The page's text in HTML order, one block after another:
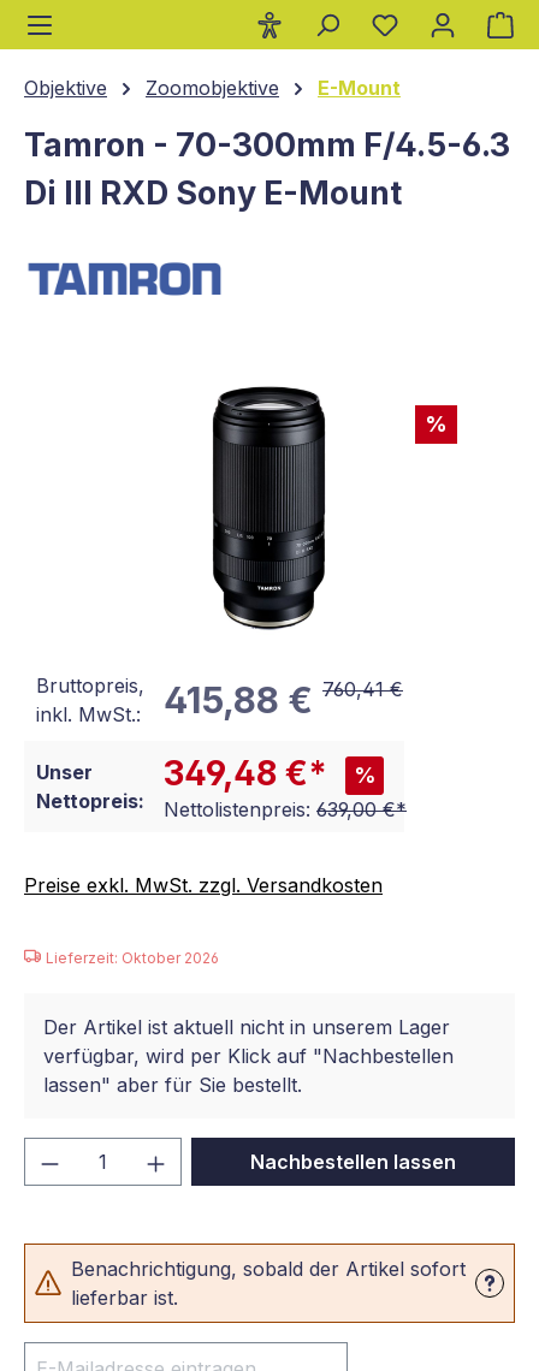
springen
Objektive Zoomobjektive E-Mount
Tamron - 70-300mm F/4.5-6.3
Di III RXD Sony E-Mount
%
Bildergalerie überspringen
Bruttopreis,
inkl. MwSt.:
415,88 € 760,41 €
Unser
Nettopreis:
349,48 €* %
Nettolistenpreis: 639,00 €*
Preise exkl. MwSt. zzgl. Versandkosten
Lieferzeit: Oktober 2026
Der Artikel ist aktuell nicht in unserem Lager
verfügbar, wird per Klick auf "Nachbestellen
lassen" aber für Sie bestellt.
Produkt Anzahl: Gib denNachbestellen lassen
Benachrichtigung, sobald der Artikel sofort
lieferbar ist.